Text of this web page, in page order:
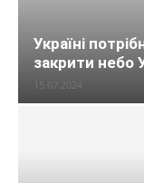
Україні
закрити небо
15.07.2024